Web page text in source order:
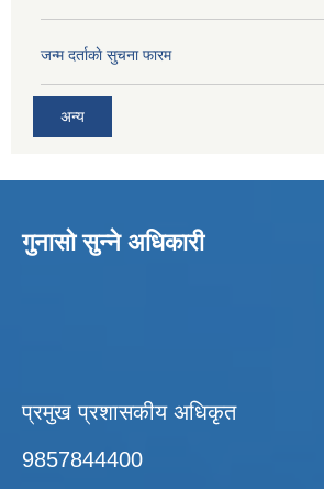
जन्म दर्ताकाे सुचना फारम
अन्य
गुनासो सुन्ने अधिकारी
प्रमुख प्रशासकीय अधिकृत
9857844400